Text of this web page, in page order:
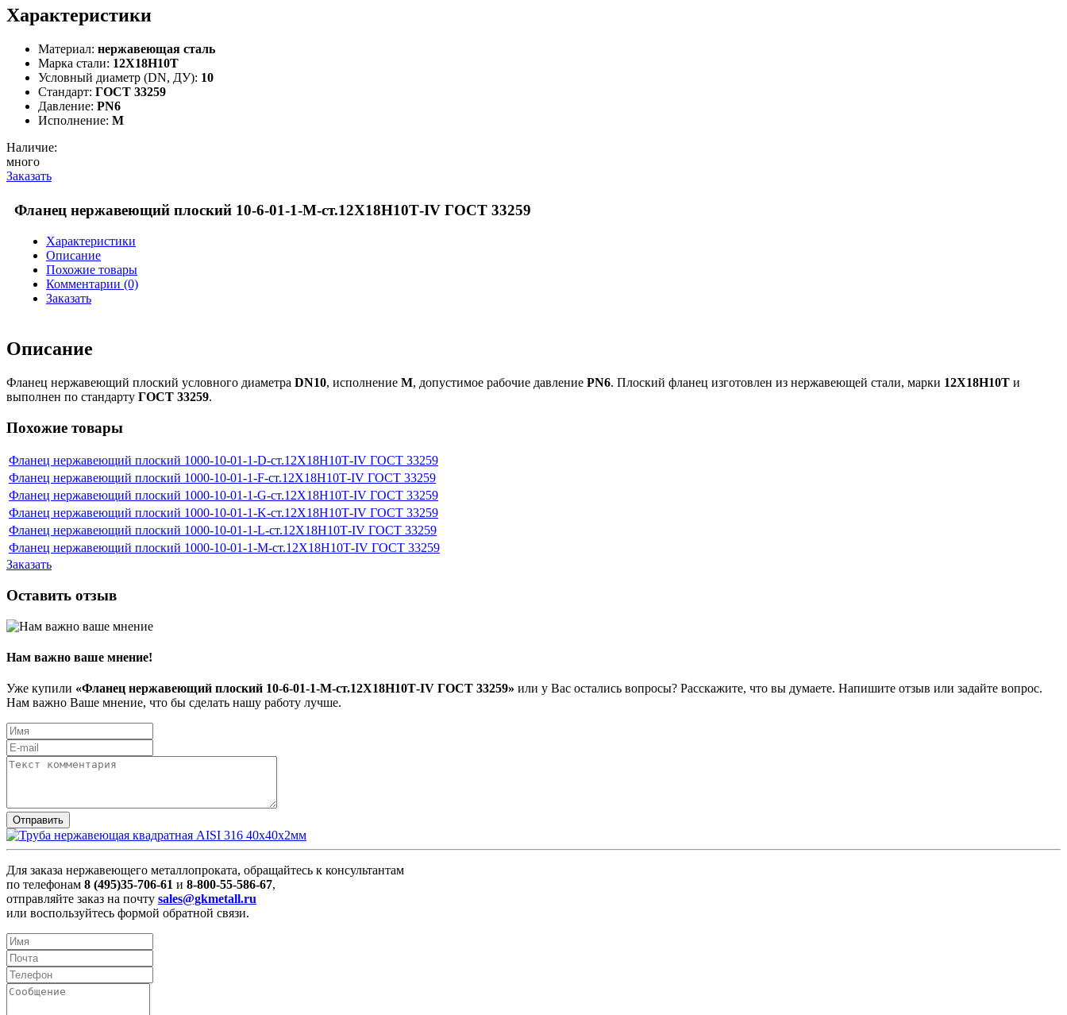
Характеристики
Материал: нержавеющая сталь
Марка стали: 12Х18Н10Т
Условный диаметр (DN, ДУ): 10
Стандарт: ГОСТ 33259
Давление: PN6
Исполнение: M
Наличие:
много
Заказать
Фланец нержавеющий плоский 10-6-01-1-M-ст.12Х18Н10Т-IV ГОСТ 33259
Характеристики
Описание
Похожие товары
Комментарии (0)
Заказать
Описание
Фланец нержавеющий плоский условного диаметра DN10, исполнение M, допустимое рабочие давление PN6. Плоский фланец изготовлен из нержавеющей стали, марки 12Х18Н10Т и
выполнен по стандарту ГОСТ 33259.
Похожие товары
Фланец нержавеющий плоский 1000-10-01-1-D-ст.12Х18Н10Т-IV ГОСТ 33259
Фланец нержавеющий плоский 1000-10-01-1-F-ст.12Х18Н10Т-IV ГОСТ 33259
Фланец нержавеющий плоский 1000-10-01-1-G-ст.12Х18Н10Т-IV ГОСТ 33259
Фланец нержавеющий плоский 1000-10-01-1-K-ст.12Х18Н10Т-IV ГОСТ 33259
Фланец нержавеющий плоский 1000-10-01-1-L-ст.12Х18Н10Т-IV ГОСТ 33259
Фланец нержавеющий плоский 1000-10-01-1-M-ст.12Х18Н10Т-IV ГОСТ 33259
Заказать
Оставить отзыв
Нам важно ваше мнение!
Уже купили «Фланец нержавеющий плоский 10-6-01-1-M-ст.12Х18Н10Т-IV ГОСТ 33259» или у Вас остались вопросы? Расскажите, что вы думаете. Напишите отзыв или задайте вопрос.
Нам важно Ваше мнение, что бы сделать нашу работу лучше.
Для заказа нержавеющего металлопроката, обращайтесь к консультантам
по телефонам 8 (495)35-706-61 и 8-800-55-586-67,
отправляйте заказ на почту sales@gkmetall.ru
или воспользуйтесь формой обратной связи.